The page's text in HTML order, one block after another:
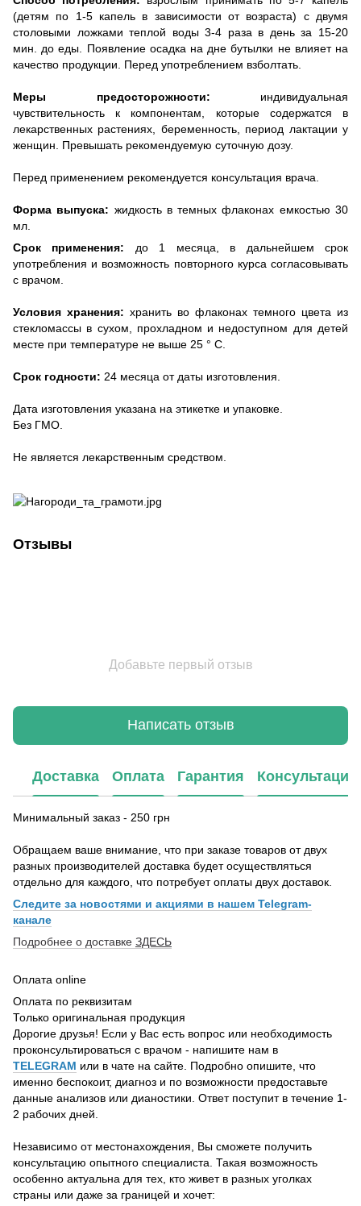
(детям по 1-5 капель в зависимости от возраста) с двумя
столовыми ложками теплой воды 3-4 раза в день за 15-20
мин. до еды. Появление осадка на дне бутылки не влияет на
качество продукции. Перед употреблением взболтать.
Меры предосторожности: индивидуальная
чувствительность к компонентам, которые содержатся в
лекарственных растениях, беременность, период лактации у
женщин. Превышать рекомендуемую суточную дозу.
Перед применением рекомендуется консультация врача.
Форма выпуска: жидкость в темных флаконах емкостью 30
мл.
Срок применения: до 1 месяца, в дальнейшем срок
употребления и возможность повторного курса согласовывать
с врачом.
Условия хранения: хранить во флаконах темного цвета из
стекломассы в сухом, прохладном и недоступном для детей
месте при температуре не выше 25 ° С.
Срок годности: 24 месяца от даты изготовления.
Дата изготовления указана на этикетке и упаковке.
Без ГМО.
Не является лекарственным средством.
Отзывы
Добавьте первый отзыв
Написать отзыв
Доставка Оплата Гарантия Консультация
Минимальный заказ - 250 грн
Обращаем ваше внимание, что при заказе товаров от двух
разных производителей доставка будет осуществляться
отдельно для каждого, что потребует оплаты двух доставок.
Следите за новостями и акциями в нашем Telegram-
канале
Подробнее о доставке ЗДЕСЬ
Оплата online
Оплата по реквизитам
Только оригинальная продукция
Дорогие друзья! Если у Вас есть вопрос или необходимость
проконсультироваться с врачом - напишите нам в
TELEGRAM или в чате на сайте. Подробно опишите, что
именно беспокоит, диагноз и по возможности предоставьте
данные анализов или дианостики. Ответ поступит в течение 1-
2 рабочих дней.
Независимо от местонахождения, Вы сможете получить
консультацию опытного специалиста. Такая возможность
особенно актуальна для тех, кто живет в разных уголках
страны или даже за границей и хочет: